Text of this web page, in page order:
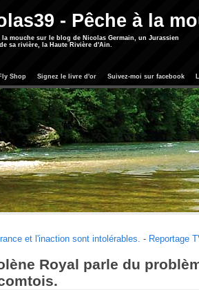
- Pêche à la
la mouche sur le blog de Nicolas Germain, un Jurassien
sa rivière, la Haute Rivière d'Ain.
Shop Signez le livre d'or Suivez-moi sur facebook
et l'inaction sont intolérables. - Reportage
Royal parle du